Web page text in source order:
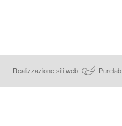
Realizzazione siti web Purelab